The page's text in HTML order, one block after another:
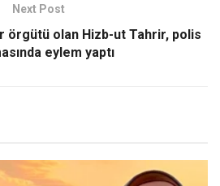
Next Post
örgütü olan Hizb-ut Tahrir, polis
eylem yaptı